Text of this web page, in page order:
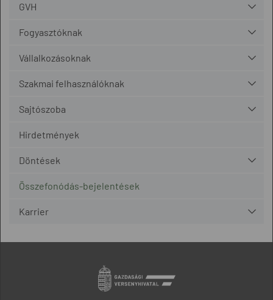
GVH
Fogyasztóknak
Vállalkozásoknak
Szakmai felhasználóknak
Sajtószoba
Hirdetmények
Döntések
Összefonódás-bejelentések
Karrier